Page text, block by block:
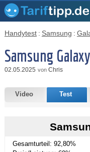
Handytest : Samsung :
Samsung
02.05.2025 von Chris
Video Test
Gesamturteil: 92,80%